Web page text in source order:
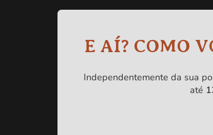
E AÍ? COMO
Independentemente da sua
até